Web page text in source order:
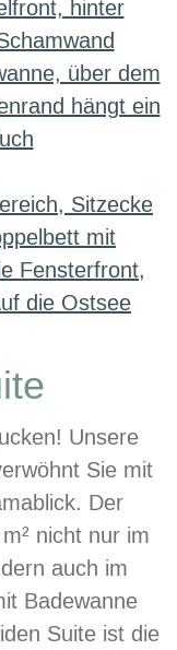
Unsere
Sie mit
Der
nicht nur im
auch im
Badewanne
Suite ist die